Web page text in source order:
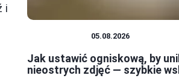
i
05.08.2026
Jak ustawić ogniskową, by
nieostrych zdjęć — szybkie